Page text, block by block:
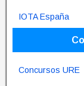
IOTA España
Concursos URE